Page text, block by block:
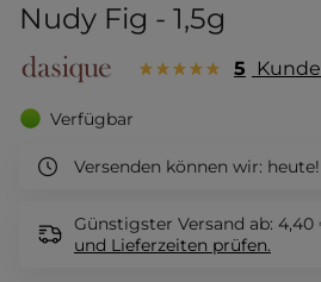
Nudy Fig - 1,5g
5
Verfügbar
Versenden können wir: heute!
Günstigster Versand ab: 4,40
und Lieferzeiten prüfen.